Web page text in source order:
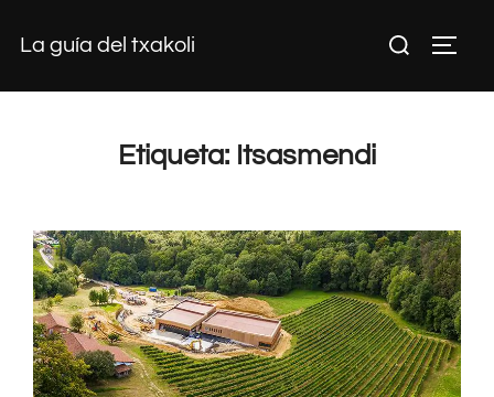
La guía del txakoli Buscar:
Etiqueta: Itsasmendi